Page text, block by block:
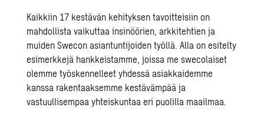
Kaikkiin 17 kestävän kehityksen tavoitteisiin on
mahdollista vaikuttaa insinöörien, arkkitehtien ja
muiden Swecon asiantuntijoiden työllä. Alla on esitelty
esimerkkejä hankkeistamme, joissa me swecolaiset
olemme työskennelleet yhdessä asiakkaidemme
kanssa rakentaaksemme kestävämpää ja
vastuullisempaa yhteiskuntaa eri puolilla maailmaa.